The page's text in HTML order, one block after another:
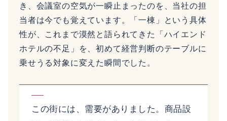
き、会議室の空気が一瞬止まったのを、当社の担
当者は今でも覚えています。「一棟」という具体
性が、これまで漠然と語られてきた「ハイエンド
ホテルの不足」を、初めて経営判断のテーブルに
乗せうる対象に変えた瞬間でした。
この街には、需要がありました。商品設